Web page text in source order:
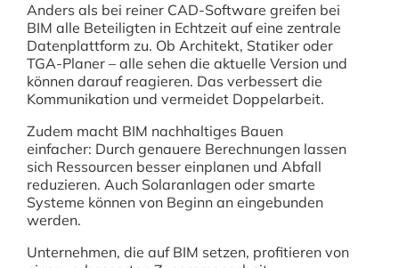
Anders als bei reiner CAD-Software greifen bei
BIM alle Beteiligten in Echtzeit auf eine zentrale
Datenplattform zu. Ob Architekt, Statiker oder
TGA-Planer – alle sehen die aktuelle Version und
können darauf reagieren. Das verbessert die
Kommunikation und vermeidet Doppelarbeit.
Zudem macht BIM nachhaltiges Bauen
einfacher: Durch genauere Berechnungen lassen
sich Ressourcen besser einplanen und Abfall
reduzieren. Auch Solaranlagen oder smarte
Systeme können von Beginn an eingebunden
werden.
Unternehmen, die auf BIM setzen, profitieren von